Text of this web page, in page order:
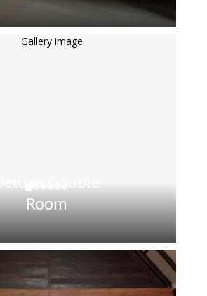
Deluxe Double
Room